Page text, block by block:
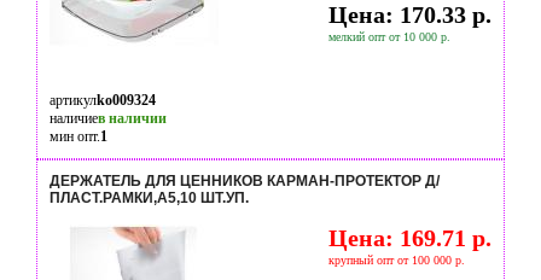
Цена: 170.33 р.
мелкий опт от 10 000 р.
артикулko009324
наличиев наличии
мин опт.1
ДЕРЖАТЕЛЬ ДЛЯ ЦЕННИКОВ КАРМАН-ПРОТЕКТОР Д/
ПЛАСТ.РАМКИ,А5,10 ШТ.УП.
Цена: 169.71 р.
крупный опт от 100 000 р.